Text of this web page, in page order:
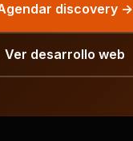
discovery →
Ver desarrollo web